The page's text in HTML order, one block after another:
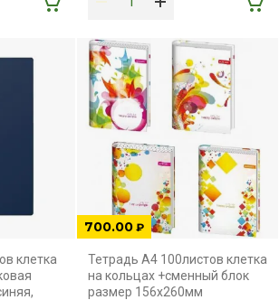
клетка
700.00 ₽
Тетрадь А4 100листов клетка
на кольцах +сменный блок
размер 156x260мм